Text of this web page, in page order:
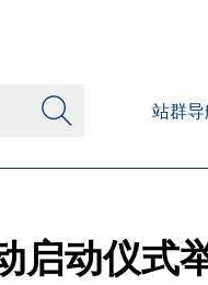
站群
启动仪式